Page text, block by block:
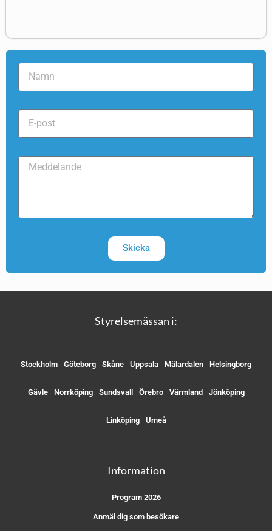
Skicka
Styrelsemässan i:
Stockholm Göteborg Skåne Uppsala Mälardalen Helsingborg
Gävle Norrköping Sundsvall Örebro Värmland Jönköping
Linköping Umeå
Information
Program 2026
Anmäl dig som besökare